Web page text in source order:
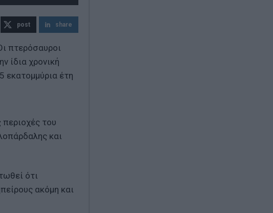
post share
πτερόσαυροι
ίδια χρονική
εκατομμύρια έτη
του
και
ότι
ακόμη και